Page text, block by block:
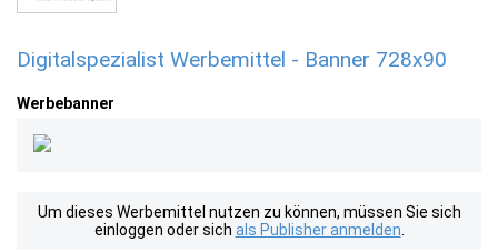
Digitalspezialist Werbemittel - Banner 728x90
Werbebanner
Um dieses Werbemittel nutzen zu können, müssen Sie sich
einloggen oder sich als Publisher anmelden